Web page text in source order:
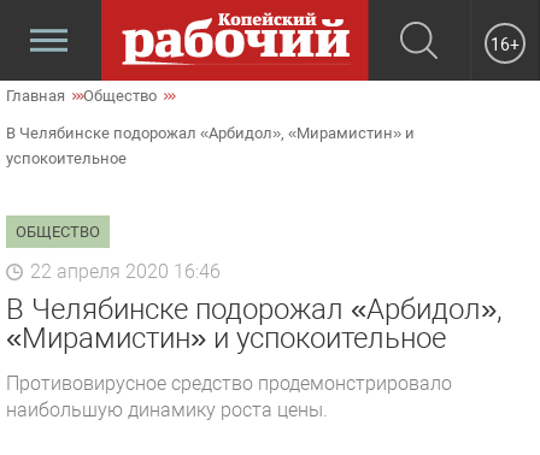
16+
Главная Общество
В Челябинске подорожал «Арбидол», «Мирамистин» и
успокоительное
ОБЩЕСТВО
22 апреля 2020 16:46
В Челябинске подорожал «Арбидол»,
«Мирамистин» и успокоительное
Противовирусное средство продемонстрировало
наибольшую динамику роста цены.